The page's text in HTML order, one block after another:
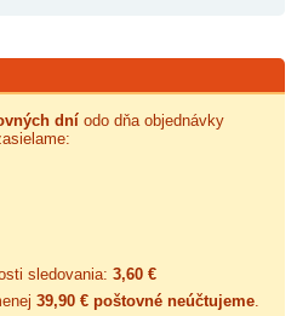
dní odo dňa objednávky
sledovania: 3,60 €
39,90 € poštovné neúčtujeme